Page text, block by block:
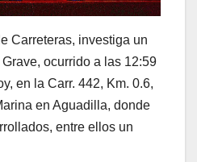
Carreteras, investiga un
ocurrido a las 12:59
en la Carr. 442, Km. 0.6,
en Aguadilla, donde
entre ellos un